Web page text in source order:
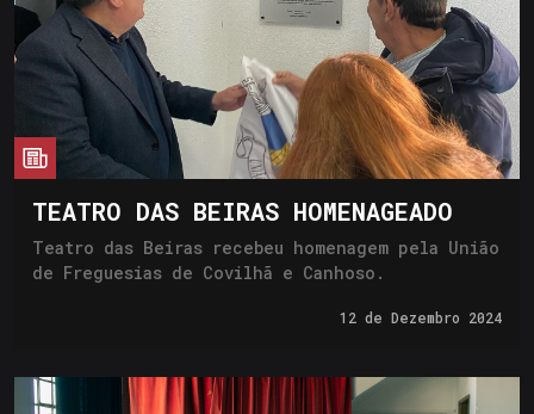
TEATRO DAS BEIRAS HOMENAGEADO
Teatro das Beiras recebeu homenagem pela União
de Freguesias de Covilhã e Canhoso.
12 de Dezembro 2024